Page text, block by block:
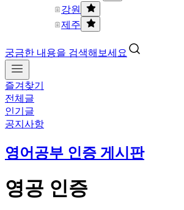
강원
제주
궁금한 내용을 검색해보세요
즐겨찾기
전체글
인기글
공지사항
영어공부 인증 게시판
영공 인증